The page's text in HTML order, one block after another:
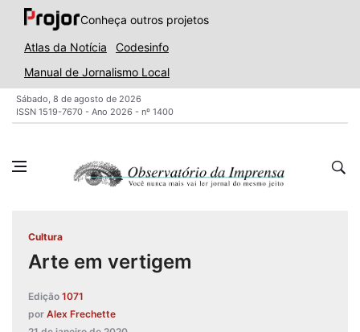
Conheça outros projetos
Atlas da Notícia
Codesinfo
Manual de Jornalismo Local
Sábado, 8 de agosto de 2026
ISSN 1519-7670 - Ano 2026 - nº 1400
Cultura
Arte em vertigem
Edição 1071
por Alex Frechette